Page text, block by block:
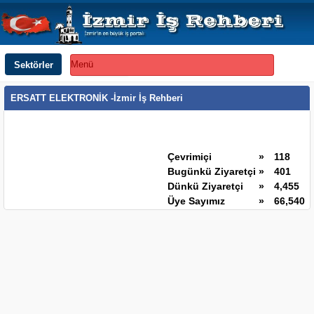
Sektörler Menü
ERSATT ELEKTRONİK -İzmir İş Rehberi
Çevrimiçi »
118
Bugünkü Ziyaretçi »
401
Dünkü Ziyaretçi
»
4,455
Üye Sayımız
» 66,540